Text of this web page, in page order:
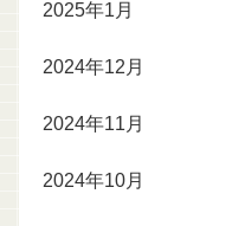
2025年1月
2024年12月
2024年11月
2024年10月